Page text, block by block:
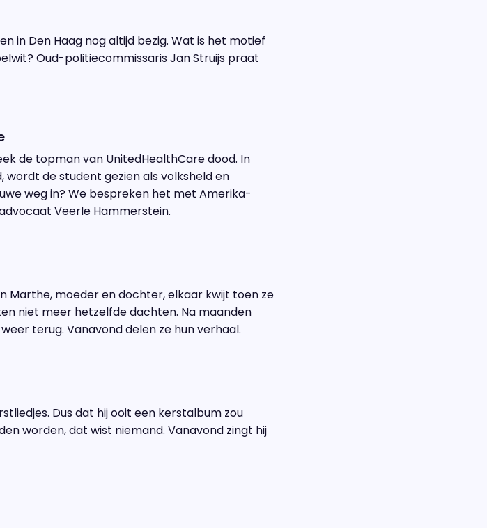
in Den Haag nog altijd bezig. Wat is het motief
Oud-politiecommissaris Jan Struijs praat
de topman van UnitedHealthCare dood. In
de student gezien als volksheld en
weg in? We bespreken het met Amerika-
Veerle Hammerstein.
Marthe, moeder en dochter, elkaar kwijt toen ze
niet meer hetzelfde dachten. Na maanden
terug. Vanavond delen ze hun verhaal.
Dus dat hij ooit een kerstalbum zou
worden, dat wist niemand. Vanavond zingt hij